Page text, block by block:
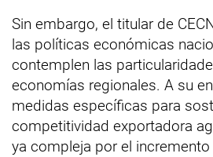
Sin embargo, el titular de
las políticas económicas
contemplen las
economías regionales. A su
medidas específicas para
competitividad exportadora
ya compleja por el